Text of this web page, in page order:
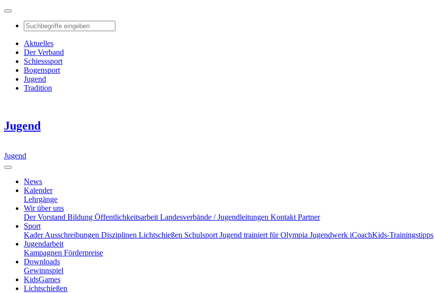
Aktuelles
Der Verband
Schiesssport
Bogensport
Jugend
Tradition
Jugend
Jugend
News
Kalender
Lehrgänge
Wir über uns
Der Vorstand Bildung Öffentlichkeitsarbeit Landesverbände / Jugendleitungen Kontakt Partner
Sport
KaderAusschreibungen Disziplinen Lichtschießen Schulsport Jugend trainiert für Olympia Jugendwerk iCoachKids-Trainingstipps
Jugendarbeit
Kampagnen Förderpreise
Downloads
Gewinnspiel
KidsGames
Lichtschießen